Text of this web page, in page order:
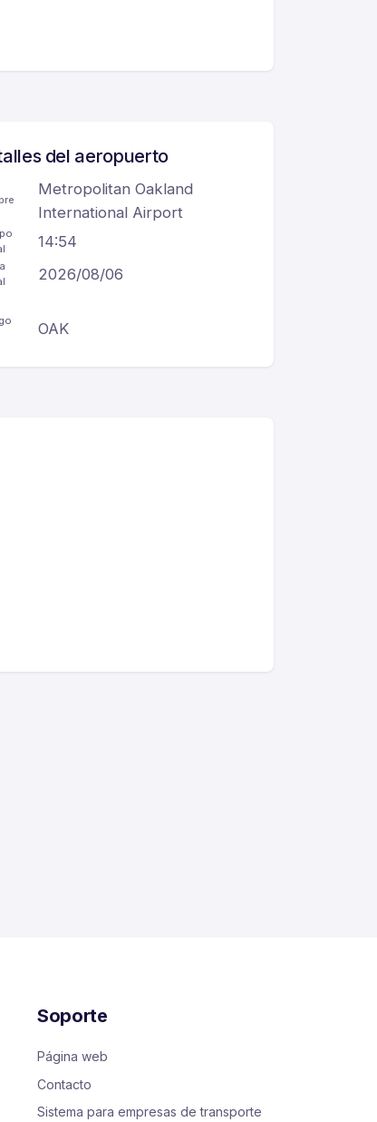
del aeropuerto
Metropolitan Oakland
International Airport
14:54
2026/08/06
OAK
Soporte
Página web
Contacto
Sistema para empresas de transporte